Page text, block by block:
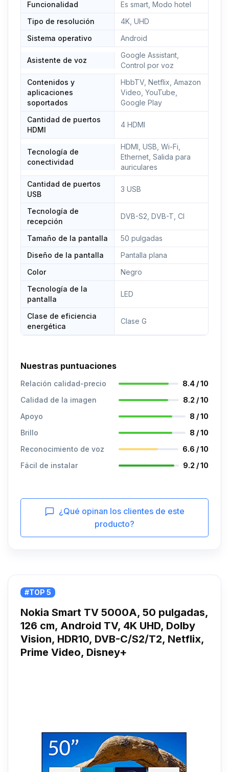
Peso 11,5 Kg - Medidas VESA 200 x 200 mm
Funcionalidad
Es smart, Modo hotel
Tipo de resolución
4K, UHD
Sistema operativo
Android
Asistente de voz
Google Assistant,
Control por voz
Contenidos y
aplicaciones
soportados
HbbTV, Netflix, Amazon
Video, YouTube,
Google Play
Cantidad de puertos
HDMI
4 HDMI
Tecnología de
conectividad
HDMI, USB, Wi-Fi,
Ethernet, Salida para
auriculares
Cantidad de puertos
USB
3 USB
Tecnología de
recepción
DVB-S2, DVB-T, CI
Tamaño de la pantalla
50 pulgadas
Diseño de la pantalla
Pantalla plana
Color
Negro
Tecnología de la
pantalla
LED
Clase de eficiencia
energética
Clase G
Nuestras puntuaciones
Relación calidad-precio
8.4 / 10
Calidad de la imagen
8.2 / 10
Apoyo
8 / 10
Brillo
8 / 10
Reconocimiento de voz
6.6 / 10
Fácil de instalar
9.2 / 10
¿Qué opinan los clientes de este
producto?
#TOP 5
Nokia Smart TV 5000A, 50 pulgadas,
126 cm, Android TV, 4K UHD, Dolby
Vision, HDR10, DVB-C/S2/T2, Netflix,
Prime Video, Disney+